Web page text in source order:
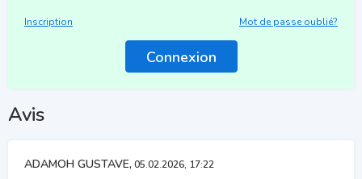
Inscription Mot de passe oublié?
Avis
ADAMOH GUSTAVE, 05.02.2026, 17:22